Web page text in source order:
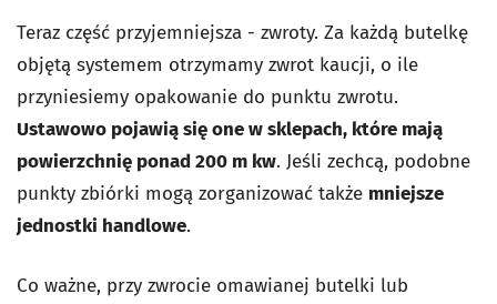
Teraz część przyjemniejsza - zwroty. Za każdą butelkę
objętą systemem otrzymamy zwrot kaucji, o ile
przyniesiemy opakowanie do punktu zwrotu.
Ustawowo pojawią się one w sklepach, które mają
powierzchnię ponad 200 m kw. Jeśli zechcą, podobne
punkty zbiórki mogą zorganizować także mniejsze
jednostki handlowe.
Co ważne, przy zwrocie omawianej butelki lub